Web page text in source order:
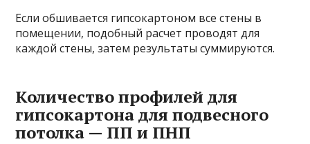
Если обшивается гипсокартоном все стены в
помещении, подобный расчет проводят для
каждой стены, затем результаты суммируются.
Количество профилей для
гипсокартона для подвесного
потолка — ПП и ПНП